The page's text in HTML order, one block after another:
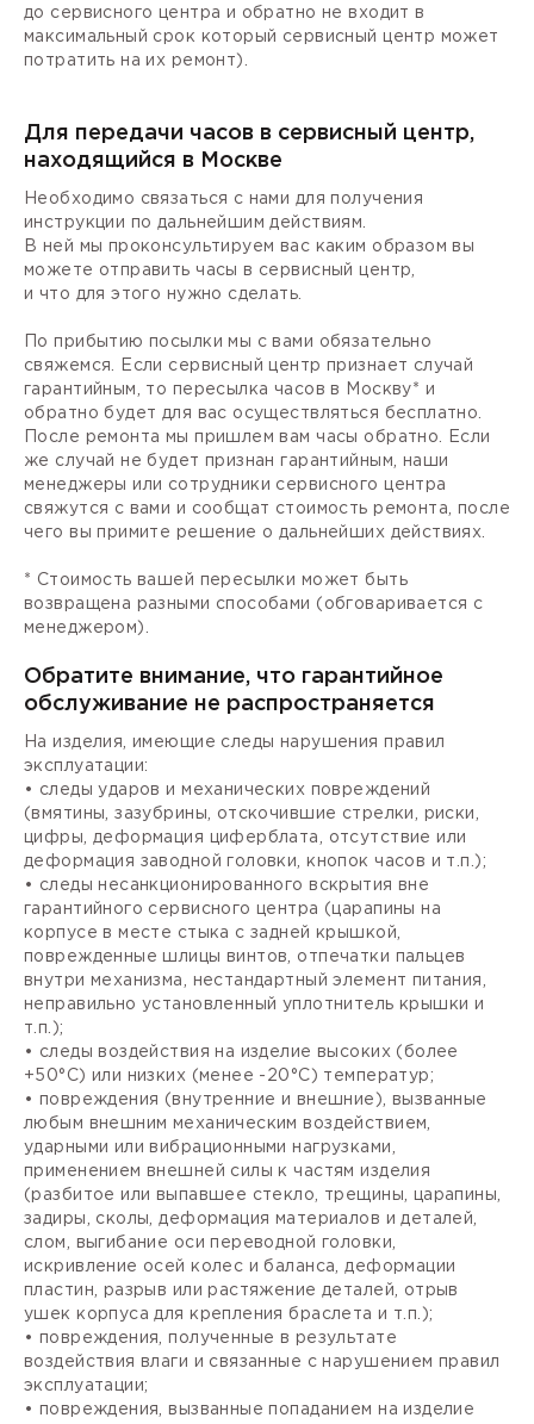
до сервисного центра и обратно не входит в
максимальный срок который сервисный центр может
потратить на их ремонт).
Для передачи часов в сервисный центр,
находящийся в Москве
Необходимо связаться с нами для получения
инструкции по дальнейшим действиям.
В ней мы проконсультируем вас каким образом вы
можете отправить часы в сервисный центр,
и что для этого нужно сделать.
По прибытию посылки мы с вами обязательно
свяжемся. Если сервисный центр признает случай
гарантийным, то пересылка часов в Москву* и
обратно будет для вас осуществляться бесплатно.
После ремонта мы пришлем вам часы обратно. Если
же случай не будет признан гарантийным, наши
менеджеры или сотрудники сервисного центра
свяжутся с вами и сообщат стоимость ремонта, после
чего вы примите решение о дальнейших действиях.
* Стоимость вашей пересылки может быть
возвращена разными способами (обговаривается с
менеджером).
Обратите внимание, что гарантийное
обслуживание не распространяется
На изделия, имеющие следы нарушения правил
эксплуатации:
• следы ударов и механических повреждений
(вмятины, зазубрины, отскочившие стрелки, риски,
цифры, деформация циферблата, отсутствие или
деформация заводной головки, кнопок часов и т.п.);
• следы несанкционированного вскрытия вне
гарантийного сервисного центра (царапины на
корпусе в месте стыка с задней крышкой,
поврежденные шлицы винтов, отпечатки пальцев
внутри механизма, нестандартный элемент питания,
неправильно установленный уплотнитель крышки и
т.п.);
• следы воздействия на изделие высоких (более
+50°С) или низких (менее -20°С) температур;
• повреждения (внутренние и внешние), вызванные
любым внешним механическим воздействием,
ударными или вибрационными нагрузками,
применением внешней силы к частям изделия
(разбитое или выпавшее стекло, трещины, царапины,
задиры, сколы, деформация материалов и деталей,
слом, выгибание оси переводной головки,
искривление осей колес и баланса, деформации
пластин, разрыв или растяжение деталей, отрыв
ушек корпуса для крепления браслета и т.п.);
• повреждения, полученные в результате
воздействия влаги и связанные с нарушением правил
эксплуатации;
• повреждения, вызванные попаданием на изделие